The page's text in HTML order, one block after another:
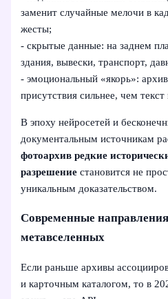
заменит случайные мелочи в
жесты;
- скрытые данные: на заднем
здания, вывески, транспорт,
- эмоциональный «якорь»:
присутствия сильнее, чем
В эпоху нейросетей и
документальным источникам
фотоархив редкие
разрешение становится не
уникальным доказательством.
Современные
метавселенных
Если раньше архивы
и карточным каталогом, то в